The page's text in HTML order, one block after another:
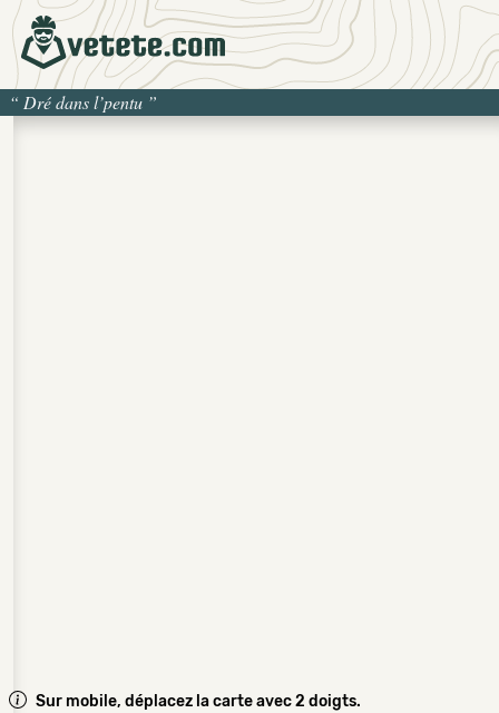
“ Dré dans l’pentu ”
Sur mobile, déplacez la carte avec 2 doigts.